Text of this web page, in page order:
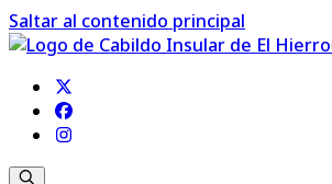
Saltar al contenido principal